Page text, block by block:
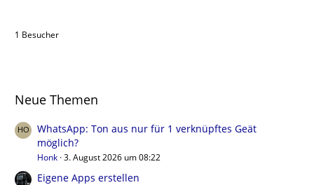
1 Besucher
Neue Themen
WhatsApp: Ton aus nur für 1 verknüpftes Geät
möglich?
Honk 3. August 2026 um 08:22
Eigene Apps erstellen